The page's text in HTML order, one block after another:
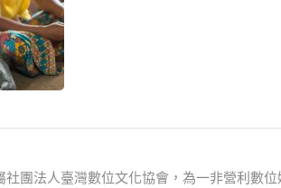
社團法人臺灣數位文化協會，為一非營利數